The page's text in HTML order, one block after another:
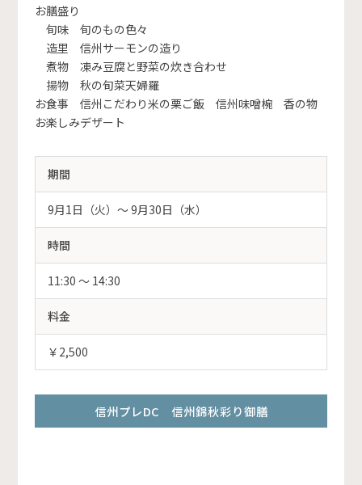
お膳盛り
旬味 旬のもの色々
造里 信州サーモンの造り
煮物 凍み豆腐と野菜の炊き合わせ
揚物 秋の旬菜天婦羅
お食事 信州こだわり米の栗ご飯 信州味噌椀 香の物
お楽しみデザート
期間
9月1日（火）〜 9月30日（水）
時間
11:30 ～ 14:30
料金
￥2,500
信州プレDC 信州錦秋彩り御膳